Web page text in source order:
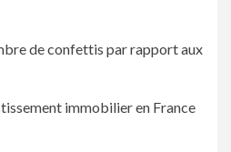
de confettis par rapport aux
immobilier en France